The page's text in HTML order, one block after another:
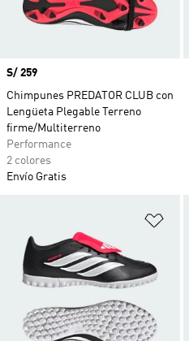
Precio
S/ 259
Chimpunes PREDATOR CLUB con
Lengüeta Plegable Terreno
firme/Multiterreno
Performance
2 colores
Envío Gratis